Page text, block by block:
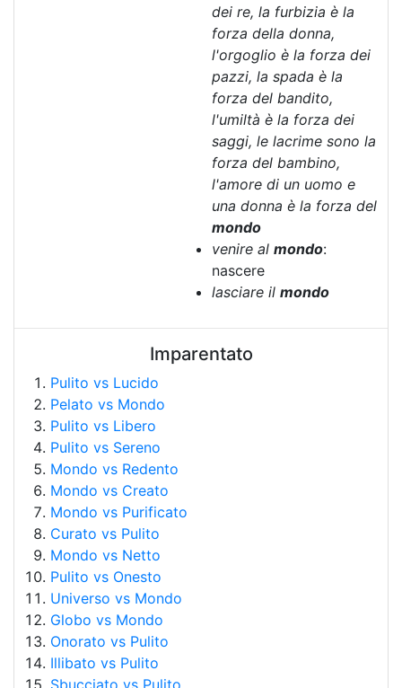
dei re, la furbizia è la
forza della donna,
l'orgoglio è la forza dei
pazzi, la spada è la
forza del bandito,
l'umiltà è la forza dei
saggi, le lacrime sono la
forza del bambino,
l'amore di un uomo e
una donna è la forza del
mondo
venire al mondo:
nascere
lasciare il mondo
Imparentato
Pulito vs Lucido
Pelato vs Mondo
Pulito vs Libero
Pulito vs Sereno
Mondo vs Redento
Mondo vs Creato
Mondo vs Purificato
Curato vs Pulito
Mondo vs Netto
Pulito vs Onesto
Universo vs Mondo
Globo vs Mondo
Onorato vs Pulito
Illibato vs Pulito
Sbucciato vs Pulito